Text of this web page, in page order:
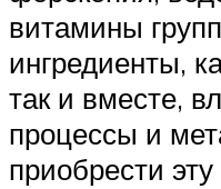
витамины
ингредиенты,
так и вместе,
процессы и
приобрести